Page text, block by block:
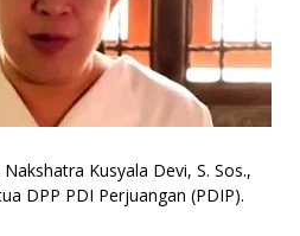
Kusyala Devi, S. Sos.,
DPP PDI Perjuangan (PDIP).